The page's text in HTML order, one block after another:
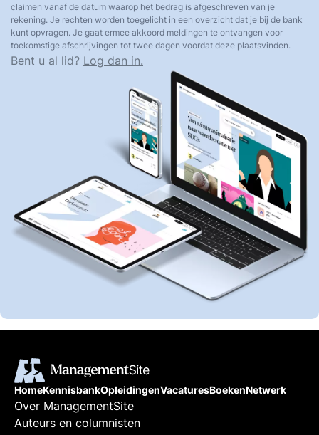
claimen vanaf de datum waarop het bedrag is afgeschreven van je
rekening. Je rechten worden toegelicht in een overzicht dat je bij de bank
kunt opvragen. Je gaat ermee akkoord meldingen te ontvangen voor
toekomstige afschrijvingen tot twee dagen voordat deze plaatsvinden.
Bent u al lid? Log dan in.
HomeKennisbankOpleidingenVacaturesBoekenNetwerk
Over ManagementSite
Auteurs en columnisten